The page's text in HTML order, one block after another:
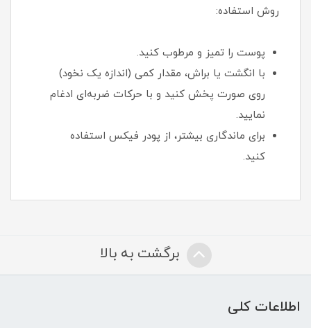
روش استفاده:
پوست را تمیز و مرطوب کنید.
با انگشت یا براش، مقدار کمی (اندازه یک نخود)
روی صورت پخش کنید و با حرکات ضربه‌ای ادغام
نمایید.
برای ماندگاری بیشتر، از پودر فیکس استفاده
کنید.
برگشت به بالا
اطلاعات کلی